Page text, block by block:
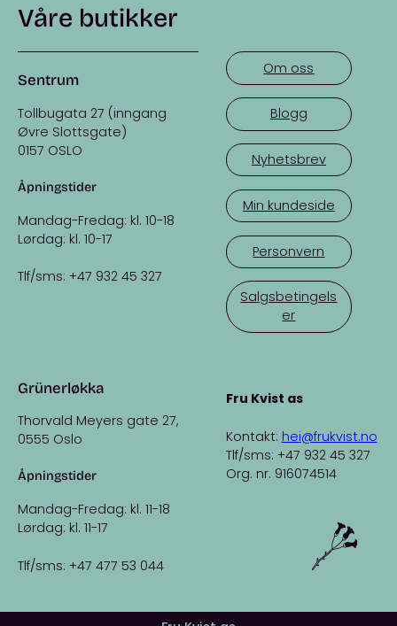
Våre butikker
Sentrum
Tollbugata 27 (inngang
Øvre Slottsgate)
0157 OSLO
Åpningstider
Mandag-Fredag: kl. 10-18
Lørdag: kl. 10-17
Tlf/sms: +47 932 45 327
Grünerløkka
Thorvald Meyers gate 27,
0555 Oslo
Åpningstider
Mandag-Fredag: kl. 11-18
Lørdag: kl. 11-17
Tlf/sms: +47 477 53 044
Om oss
Blogg
Nyhetsbrev
Min kundeside
Personvern
Salgsbetingels
er
Fru Kvist as
Kontakt: hei@frukvist.no
Tlf/sms: +47 932 45 327
Org. nr. 916074514